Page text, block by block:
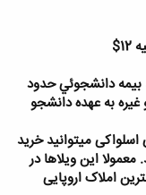
امتحان ، بيمه دانشجوئي حدود
و غيره به عهده دانشجو
نقطه ی اسلواکی میتوانید خرید
این ویلاها در
املاک اروپایی